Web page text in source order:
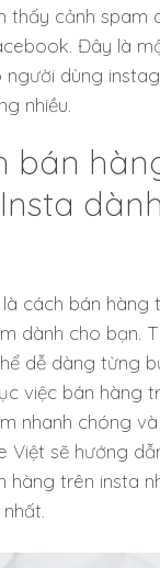
thấy cảnh spam
Đây là
người dùng
nhiều.
bán
cách bán hàng
dành cho bạn.
dễ dàng từng
việc bán hàng
nhanh chóng
Việt sẽ hướng
hàng trên insta